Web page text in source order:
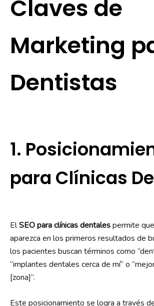
Claves de
Marketing
Dentistas
1.
para Clínicas
ElSEO para clínicas dentalespermite
aparezca en los primeros resultados de
los pacientes buscan términos como
“implantes dentales cerca de mí” o
[zona]”.
Este posicionamiento se logra a través